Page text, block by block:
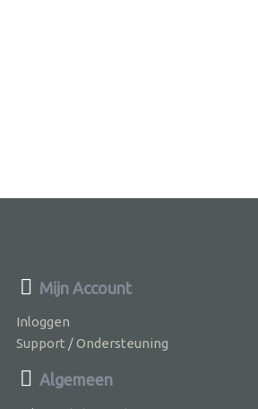
Mijn Account
Inloggen
Support / Ondersteuning
Algemeen